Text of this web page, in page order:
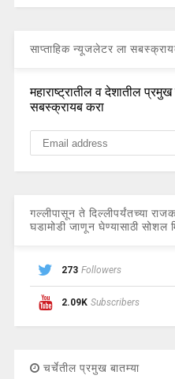
साप्ताहिक न्यूजलेटर ला
महाराष्ट्रातील व देशातील
सबस्क्रायब करा
गल्लीपासून ते दिल्लीपर्यंतच्या
घडामोडी जाणून घेण्यासाठी सोशल
273 Followers
2.09K Subscribers
चर्चेतील प्रमुख बातम्या